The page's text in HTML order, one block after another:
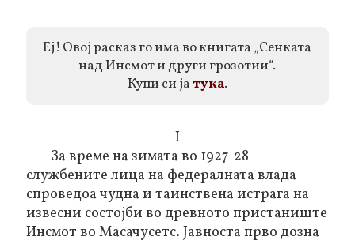
Еј! Овој расказ го има во книгата „Сенката
над Инсмот и други грозотии“.
Купи си јатука.
I
За време на зимата во 1927-28
службените лица на федералната влада
спроведоа чудна и таинствена истрага на
извесни состојби во древното пристаниште
Инсмот во Масачусетс. Јавноста прво дозна